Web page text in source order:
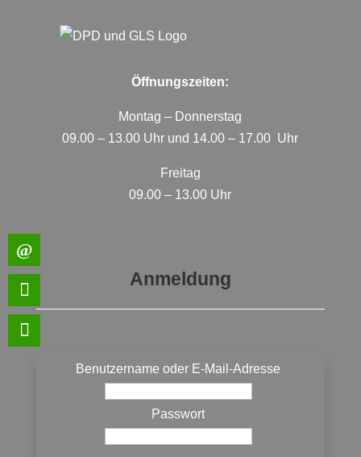
Öffnungszeiten:
Montag – Donnerstag
09.00 – 13.00 Uhr und 14.00 – 17.00 Uhr
Freitag
09.00 – 13.00 Uhr
Anmeldung
Benutzername oder E-Mail-Adresse
Passwort